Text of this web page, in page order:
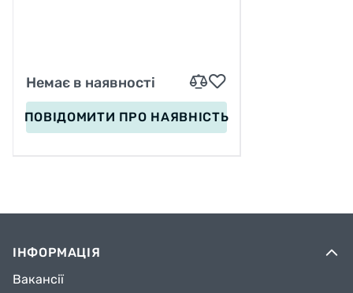
Немає в наявності
ПОВІДОМИТИ ПРО НАЯВНІСТЬ
ІНФОРМАЦІЯ
Вакансії